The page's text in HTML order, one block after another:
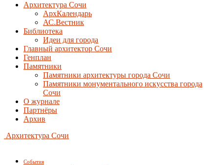
Архитектура Сочи
АрхКалендарь
АС.Вестник
Библиотека
Идеи для города
Главный архитектор Сочи
Генплан
Памятники
Памятники архитектуры города Сочи
Памятники монументального искусства города
Сочи
О журнале
Партнёры
Архив
Архитектура Сочи
События